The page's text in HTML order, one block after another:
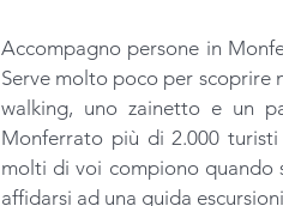
Accompagno persone in
Serve molto poco per scoprire
walking, uno zainetto e un
Monferrato più di 2.000
molti di voi compiono quando
affidarsi ad una guida